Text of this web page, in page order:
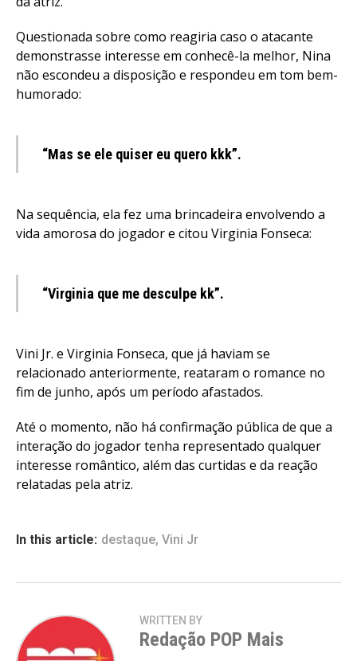
Questionada sobre como reagiria caso o atacante
demonstrasse interesse em conhecê-la melhor, Nina
não escondeu a disposição e respondeu em tom bem-
humorado:
“Mas se ele quiser eu quero kkk”.
Na sequência, ela fez uma brincadeira envolvendo a
vida amorosa do jogador e citou Virginia Fonseca:
“Virginia que me desculpe kk”.
Vini Jr. e Virginia Fonseca, que já haviam se
relacionado anteriormente, reataram o romance no
fim de junho, após um período afastados.
Até o momento, não há confirmação pública de que a
interação do jogador tenha representado qualquer
interesse romântico, além das curtidas e da reação
relatadas pela atriz.
In this article: destaque, Vini Jr
WRITTEN BY
Redação POP Mais
Flipboard
Reddit